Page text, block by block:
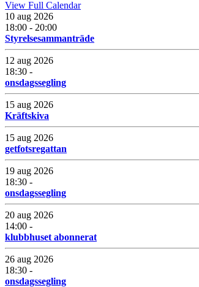
View Full Calendar
10 aug 2026
18:00 - 20:00
Styrelsesammanträde
12 aug 2026
18:30 -
onsdagssegling
15 aug 2026
Kräftskiva
15 aug 2026
getfotsregattan
19 aug 2026
18:30 -
onsdagssegling
20 aug 2026
14:00 -
klubbhuset abonnerat
26 aug 2026
18:30 -
onsdagssegling